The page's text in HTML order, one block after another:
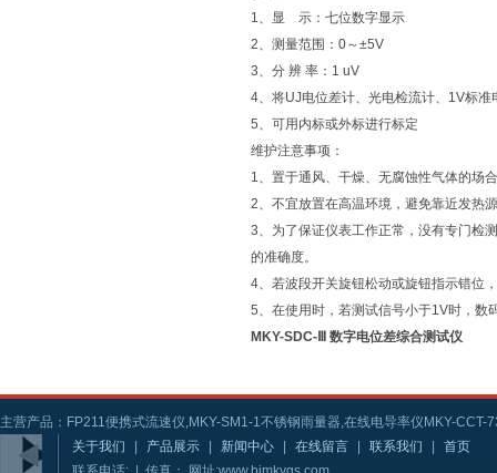
1、显 示：七位数字显示
2、测量范围：0～±5V
3、分 辨 率：1 uV
4、将UJ电位差计、光电检流计、1V标
5、可用内标或外标进行标定
维护注意事项：
1、置于通风、干燥、无腐蚀性气体的场
2、不宜放置在高温环境，避免靠近发热
3、为了保证仪表工作正常，没有专门检
的准确度。
4、若波段开关旋钮松动或旋钮指示错位
5、在使用时，若测试信号小于1V时，数
MKY-SDC-Ⅲ 数字电位差综合测试仪
主营产品：FP211便携式流速仪,MKY-SM1-1不锈钢雨量器,在线电导率仪MKY-CCT-
关于我们
产品展示 新闻中心 在线留言 联系我们
首页